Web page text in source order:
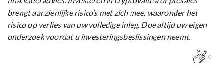
brengt aanzienlijke risico’s met zich mee, waaronder het
risico op verlies van uw volledige inleg. Doe altijd uw eigen
onderzoek voordat u investeringsbeslissingen neemt.
0